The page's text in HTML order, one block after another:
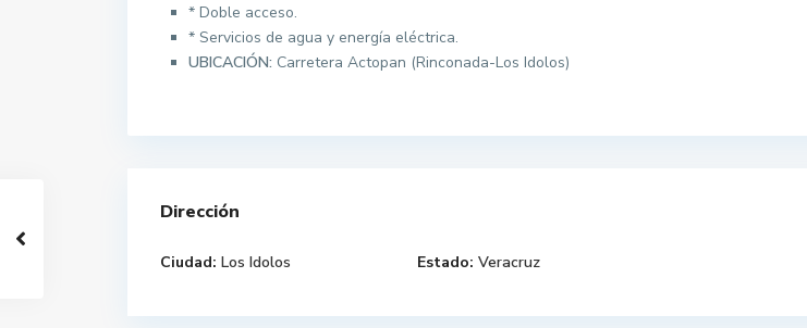
* Doble acceso.
* Servicios de agua y energía eléctrica.
UBICACIÓN: Carretera Actopan (Rinconada-Los Idolos)
Dirección
Ciudad: Los Idolos Estado: Veracruz